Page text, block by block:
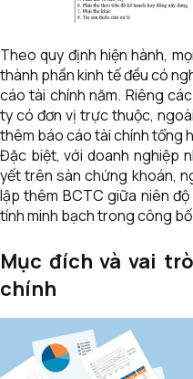
Theo quy định hiện hành,
thành phần kinh tế đều có
cáo tài chính năm. Riêng
ty có đơn vị trực thuộc,
thêm báo cáo tài chính tổng
Đặc biệt, với doanh nghiệp
yết trên sàn chứng khoán,
lập thêm BCTC giữa niên
tính minh bạch trong công
Mục đích và vai
chính